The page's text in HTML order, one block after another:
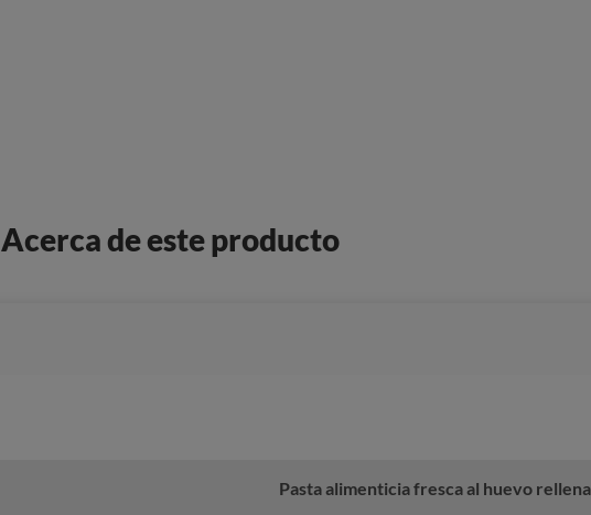
Acerca de este producto
Pasta alimenticia fresca al huevo